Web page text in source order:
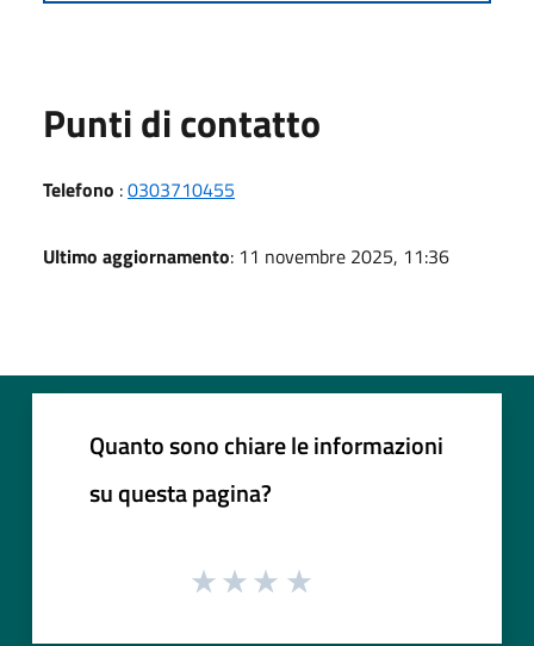
Punti di contatto
Telefono :0303710455
Ultimo aggiornamento: 11 novembre 2025, 11:36
Quanto sono chiare le informazioni
su questa pagina?